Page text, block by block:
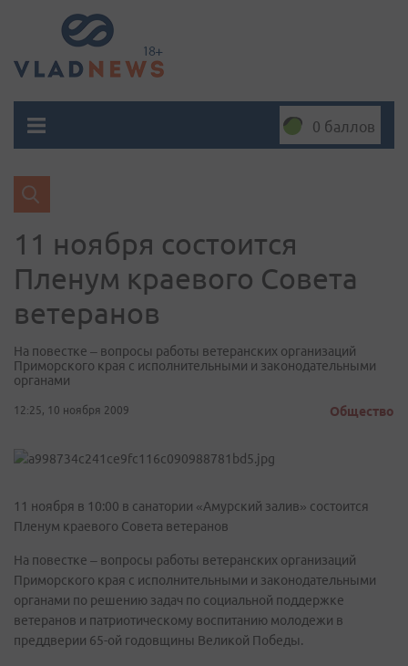
0 баллов
11 ноября состоится
Пленум краевого Совета
ветеранов
На повестке – вопросы работы ветеранских организаций
Приморского края с исполнительными и законодательными
органами
12:25, 10 ноября 2009 Общество
11 ноября в 10:00 в санатории «Амурский залив» состоится
Пленум краевого Совета ветеранов
На повестке – вопросы работы ветеранских организаций
Приморского края с исполнительными и законодательными
органами по решению задач по социальной поддержке
ветеранов и патриотическому воспитанию молодежи в
преддверии 65-ой годовщины Великой Победы.